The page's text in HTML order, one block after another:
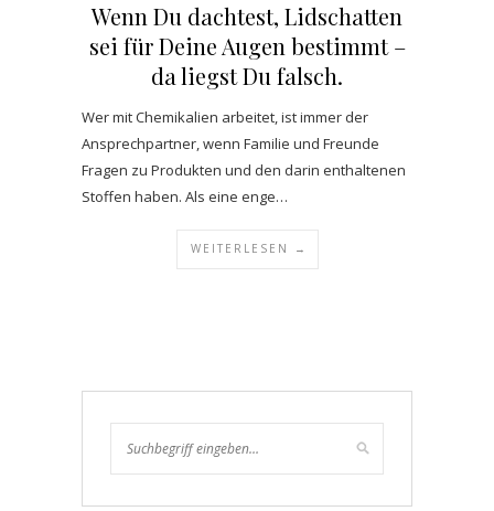
Wenn Du dachtest, Lidschatten
sei für Deine Augen bestimmt –
da liegst Du falsch.
Wer mit Chemikalien arbeitet, ist immer der
Ansprechpartner, wenn Familie und Freunde
Fragen zu Produkten und den darin enthaltenen
Stoffen haben. Als eine enge…
WEITERLESEN →